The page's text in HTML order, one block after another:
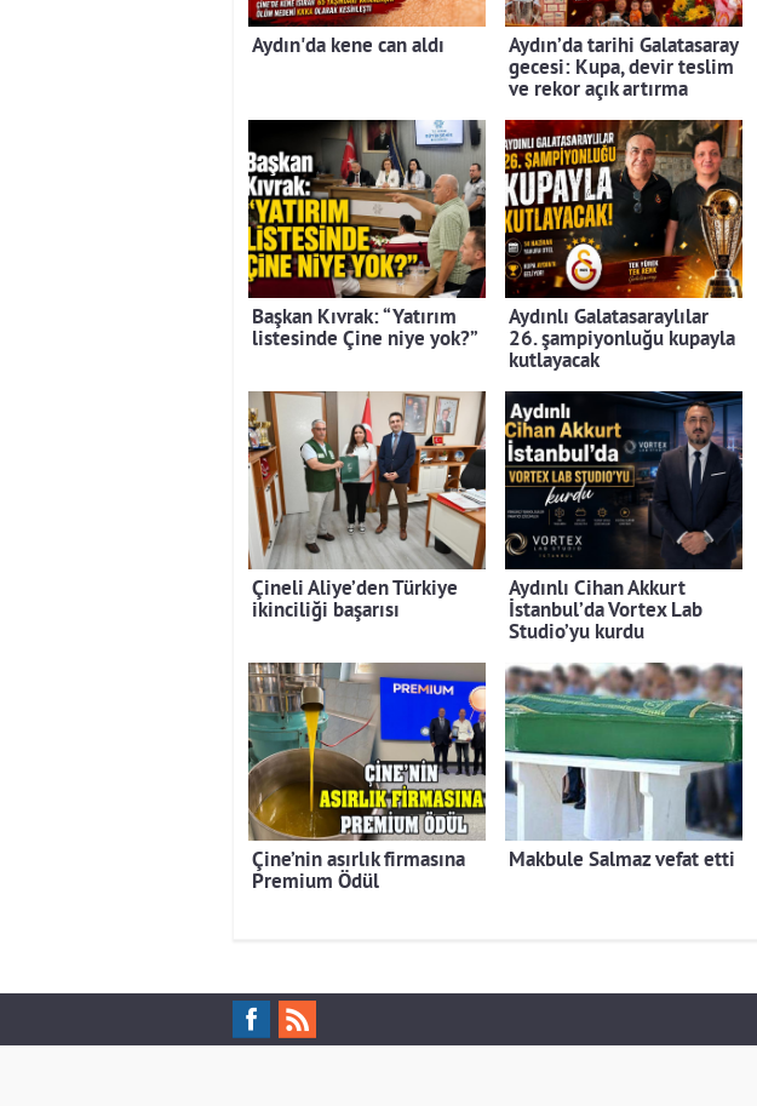
Aydın'da kene can aldı
Aydın’da tarihi Galatasaray
gecesi: Kupa, devir teslim
ve rekor açık artırma
Başkan Kıvrak: “Yatırım
listesinde Çine niye yok?”
Aydınlı Galatasaraylılar
26. şampiyonluğu kupayla
kutlayacak
Çineli Aliye’den Türkiye
ikinciliği başarısı
Aydınlı Cihan Akkurt
İstanbul’da Vortex Lab
Studio’yu kurdu
Çine’nin asırlık firmasına
Premium Ödül
Makbule Salmaz vefat etti